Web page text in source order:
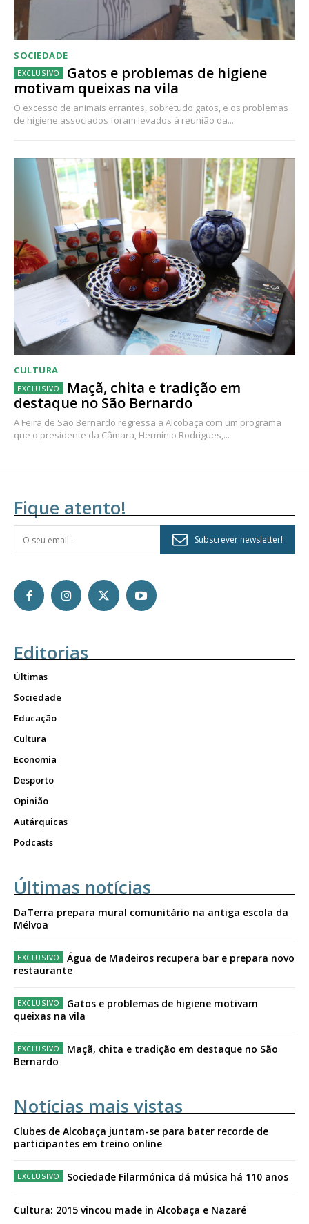
SOCIEDADE
Gatos e problemas de higiene
motivam queixas na vila
O excesso de animais errantes, sobretudo gatos, e os problemas
de higiene associados foram levados à reunião da...
CULTURA
Maçã, chita e tradição em
destaque no São Bernardo
A Feira de São Bernardo regressa a Alcobaça com um programa
que o presidente da Câmara, Hermínio Rodrigues,...
Fique atento!
Subscrever newsletter!
Editorias
Últimas
Sociedade
Educação
Cultura
Economia
Desporto
Opinião
Autárquicas
Podcasts
Últimas notícias
DaTerra prepara mural comunitário na antiga escola da
Mélvoa
Água de Madeiros recupera bar e prepara novo
restaurante
Gatos e problemas de higiene motivam
queixas na vila
Maçã, chita e tradição em destaque no São
Bernardo
Notícias mais vistas
Clubes de Alcobaça juntam-se para bater recorde de
participantes em treino online
Sociedade Filarmónica dá música há 110 anos
Cultura: 2015 vincou made in Alcobaça e Nazaré